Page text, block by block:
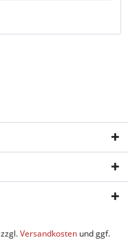
Versandkosten und ggf.